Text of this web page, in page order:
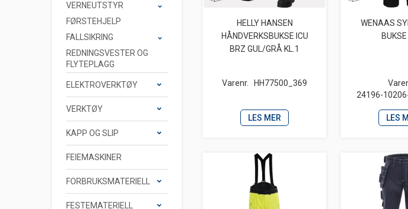
VERNEUTSTYR
FØRSTEHJELP
FALLSIKRING
REDNINGSVESTER OG
FLYTEPLAGG
ELEKTROVERKTØY
VERKTØY
KAPP OG SLIP
FEIEMASKINER
FORBRUKSMATERIELL
FESTEMATERIELL
HELLY HANSEN
HÅNDVERKSBUKSE ICU
BRZ GUL/GRÅ KL.1
Varenr. HH77500_369
LES MER
WENAAS
BUKSE
24196-
LES